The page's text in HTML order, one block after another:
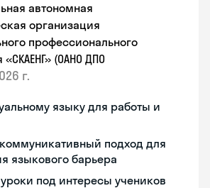
автономная
организация
профессионального
(ОАНО ДПО
г.
языку для работы и
коммуникативный подход для
языкового барьера
под интересы учеников